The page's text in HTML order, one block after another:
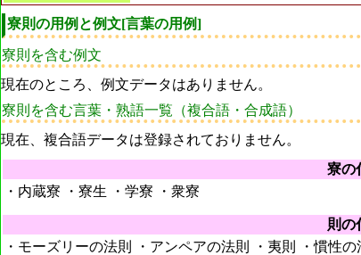
寮則の用例と例文[言葉の用例]
寮則を含む例文
現在のところ、例文データはありません。
寮則を含む言葉・熟語一覧（複合語・合成語）
現在、複合語データは登録されておりません。
寮の
・内蔵寮 ・寮生 ・学寮 ・衆寮
則の
・モーズリーの法則 ・アンペアの法則 ・夷則 ・慣性の